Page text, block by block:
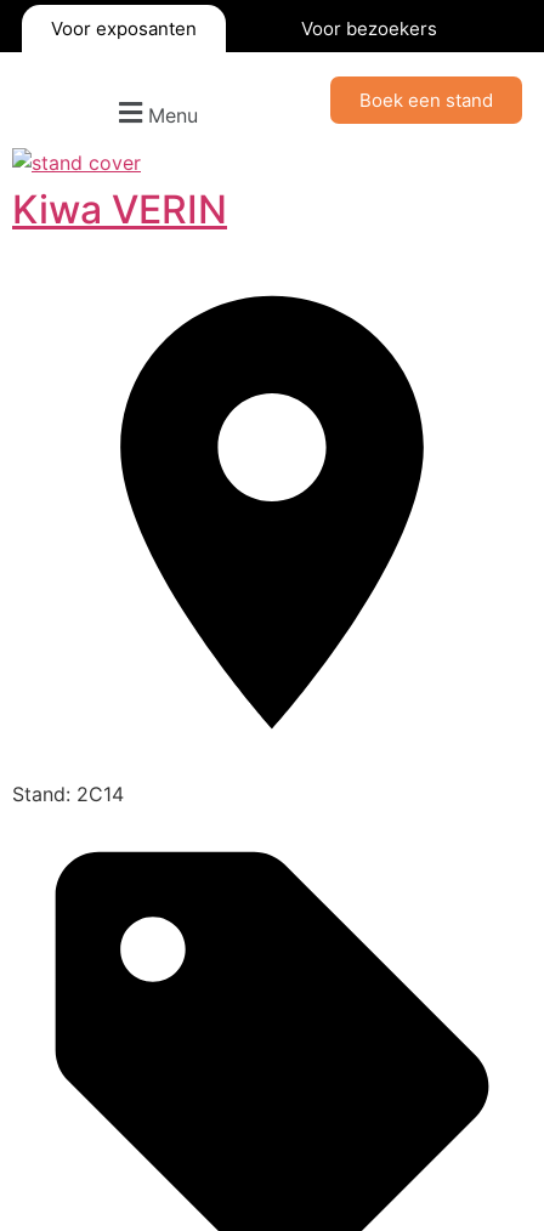
Voor exposanten Voor bezoekers
Menu
Boek een stand
Kiwa VERIN
Stand: 2C14